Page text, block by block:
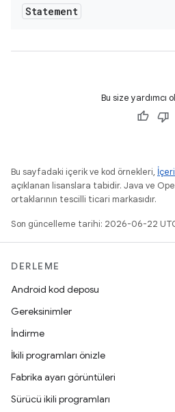
Statement
Bu size yardımcı
Bu sayfadaki içerik ve kod örnekleri,
açıklanan lisanslara tabidir. Java ve
ortaklarının tescilli ticari markasıdır.
Son güncelleme tarihi: 2026-06-22
DERLEME
Android kod deposu
Gereksinimler
İndirme
İkili programları önizle
Fabrika ayarı görüntüleri
Sürücü ikili programları